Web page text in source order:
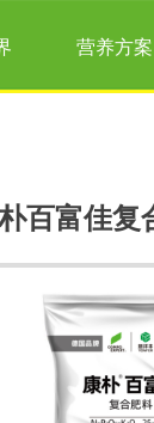
营养方案
百富佳复